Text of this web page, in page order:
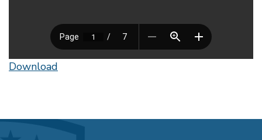
Download